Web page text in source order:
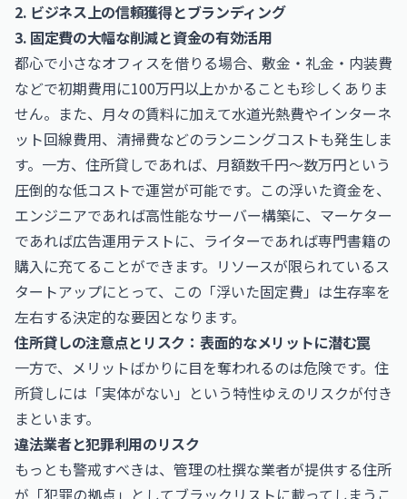
2. ビジネス上の信頼獲得とブランディング
3. 固定費の大幅な削減と資金の有効活用
都心で小さなオフィスを借りる場合、敷金・礼金・内装費
などで初期費用に100万円以上かかることも珍しくありま
せん。また、月々の賃料に加えて水道光熱費やインターネ
ット回線費用、清掃費などのランニングコストも発生しま
す。一方、住所貸しであれば、月額数千円〜数万円という
圧倒的な低コストで運営が可能です。この浮いた資金を、
エンジニアであれば高性能なサーバー構築に、マーケター
であれば広告運用テストに、ライターであれば専門書籍の
購入に充てることができます。リソースが限られているス
タートアップにとって、この「浮いた固定費」は生存率を
左右する決定的な要因となります。
住所貸しの注意点とリスク：表面的なメリットに潜む罠
一方で、メリットばかりに目を奪われるのは危険です。住
所貸しには「実体がない」という特性ゆえのリスクが付き
まといます。
違法業者と犯罪利用のリスク
もっとも警戒すべきは、管理の杜撰な業者が提供する住所
が「犯罪の拠点」としてブラックリストに載ってしまうこ